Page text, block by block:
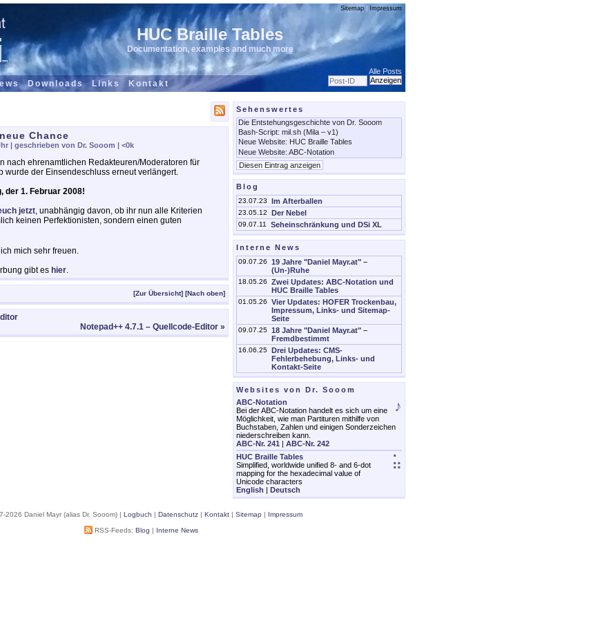
Sitemap Impressum
HUC Braille Tables
Documentation, examples and much more
Alle Posts
Downloads Links Kontakt
Chance
| geschrieben von Dr. Sooom | <0k
nach ehrenamtlichen Redakteuren/Moderatoren für
wurde der Einsendeschluss erneut verlängert.
der 1. Februar 2008!
jetzt, unabhängig davon, ob ihr nun alle Kriterien
keinen Perfektionisten, sondern einen guten
mich sehr freuen.
gibt es hier.
[Zur Übersicht] [Nach oben]
Notepad++ 4.7.1 – Quellcode-Editor »
Sehenswertes
Blog
23.07.23 Im Afterballen
23.05.12 Der Nebel
09.07.11 Seheinschränkung und DSi XL
Interne News
09.07.26
19 Jahre "Daniel Mayr.at" –
(Un-)Ruhe
18.05.26
Zwei Updates: ABC-Notation und
HUC Braille Tables
01.05.26
Vier Updates: HOFER Trockenbau,
Impressum, Links- und Sitemap-
Seite
09.07.25 18 Jahre "Daniel Mayr.at" –
Fremdbestimmt
16.06.25 Drei Updates: CMS-
Fehlerbehebung, Links- und
Kontakt-Seite
Websites von Dr. Sooom
♪
ABC-Notation
Bei der ABC-Notation handelt es sich um eine
Möglichkeit, wie man Partituren mithilfe von
Buchstaben, Zahlen und einigen Sonderzeichen
niederschreiben kann.
ABC-Nr. 241 | ABC-Nr. 242
⣥
HUC Braille Tables
Simplified, worldwide unified 8- and 6-dot
mapping for the hexadecimal value of
Unicode characters
English | Deutsch
2026 Daniel Mayr (alias Dr. Sooom) | Logbuch | Datenschutz| Kontakt| Sitemap | Impressum
RSS-Feeds: Blog | Interne News